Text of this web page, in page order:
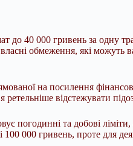
до 40 000 гривень за одну
власні обмеження, які
на посилення
відстежувати
погодинні та добові
000 гривень, проте для